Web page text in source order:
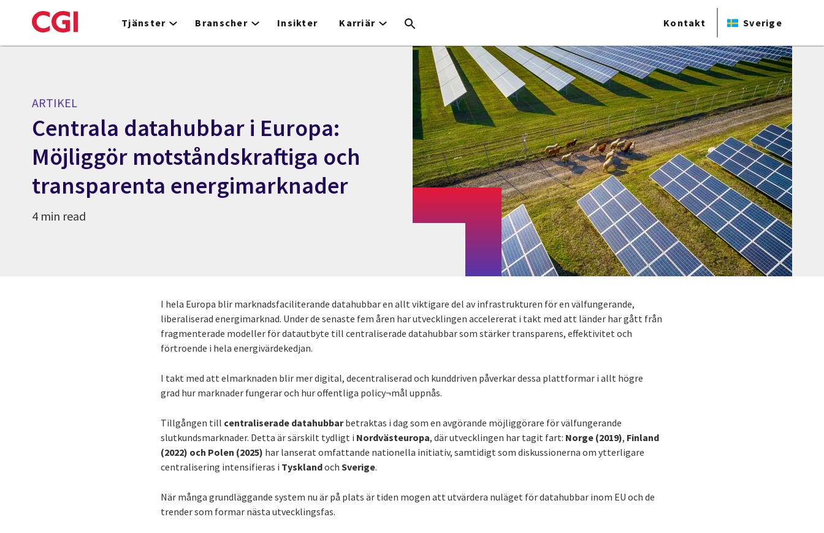
to
Tjänster Branscher Insikter Karriär Kontakt Sverige
ARTIKEL
Centrala datahubbar i Europa:
Möjliggör motståndskraftiga och
transparenta energimarknader
4 min read
I hela Europa blir marknadsfaciliterande datahubbar en allt viktigare del av infrastrukturen för en välfungerande,
liberaliserad energimarknad. Under de senaste fem åren har utvecklingen accelererat i takt med att länder har gått från
fragmenterade modeller för datautbyte till centraliserade datahubbar som stärker transparens, effektivitet och
förtroende i hela energivärdekedjan.
I takt med att elmarknaden blir mer digital, decentraliserad och kunddriven påverkar dessa plattformar i allt högre
grad hur marknader fungerar och hur offentliga policy¬mål uppnås.
Tillgången till centraliserade datahubbarbetraktas i dag som en avgörande möjliggörare för välfungerande
slutkundsmarknader. Detta är särskilt tydligt i Nordvästeuropa, där utvecklingen har tagit fart: Norge (2019), Finland
(2022) och Polen (2025) har lanserat omfattande nationella initiativ, samtidigt som diskussionerna om ytterligare
centralisering intensifieras i TysklandochSverige.
När många grundläggande system nu är på plats är tiden mogen att utvärdera nuläget för datahubbar inom EU och de
trender som formar nästa utvecklingsfas.